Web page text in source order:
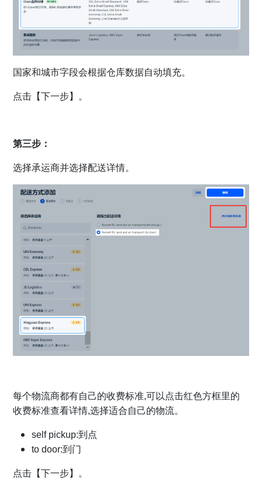
国家和城市字段会根据仓库数据自动填充。
点击【下一步】。
第三步：
选择承运商并选择配送详情。
每个物流商都有自己的收费标准,可以点击红色方框里的
收费标准查看详情,选择适合自己的物流。
self pickup:到点
to door:到门
点击【下一步】。